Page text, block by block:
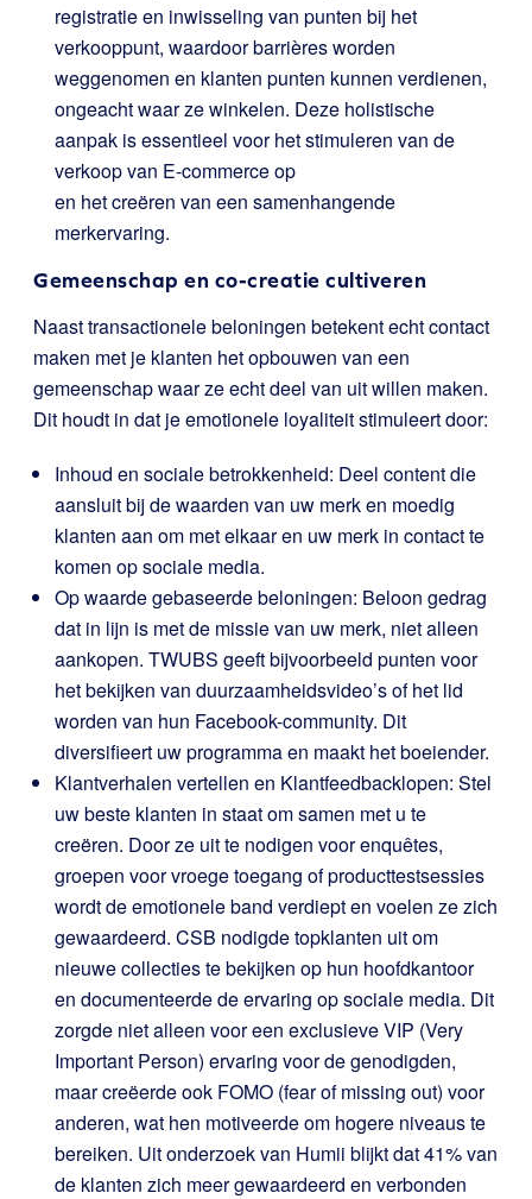
registratie en inwisseling van punten bij het
verkooppunt, waardoor barrières worden
weggenomen en klanten punten kunnen verdienen,
ongeacht waar ze winkelen. Deze holistische
aanpak is essentieel voor het stimuleren van de
verkoop van E-commerce op
en het creëren van een samenhangende
merkervaring.
Gemeenschap en co-creatie cultiveren
Naast transactionele beloningen betekent echt contact
maken met je klanten het opbouwen van een
gemeenschap waar ze echt deel van uit willen maken.
Dit houdt in dat je emotionele loyaliteit stimuleert door:
Inhoud en sociale betrokkenheid: Deel content die
aansluit bij de waarden van uw merk en moedig
klanten aan om met elkaar en uw merk in contact te
komen op sociale media.
Op waarde gebaseerde beloningen: Beloon gedrag
dat in lijn is met de missie van uw merk, niet alleen
aankopen. TWUBS geeft bijvoorbeeld punten voor
het bekijken van duurzaamheidsvideo’s of het lid
worden van hun Facebook-community. Dit
diversifieert uw programma en maakt het boeiender.
Klantverhalen vertellen en Klantfeedbacklopen: Stel
uw beste klanten in staat om samen met u te
creëren. Door ze uit te nodigen voor enquêtes,
groepen voor vroege toegang of producttestsessies
wordt de emotionele band verdiept en voelen ze zich
gewaardeerd. CSB nodigde topklanten uit om
nieuwe collecties te bekijken op hun hoofdkantoor
en documenteerde de ervaring op sociale media. Dit
zorgde niet alleen voor een exclusieve VIP (Very
Important Person) ervaring voor de genodigden,
maar creëerde ook FOMO (fear of missing out) voor
anderen, wat hen motiveerde om hogere niveaus te
bereiken. Uit onderzoek van Humii blijkt dat 41% van
de klanten zich meer gewaardeerd en verbonden